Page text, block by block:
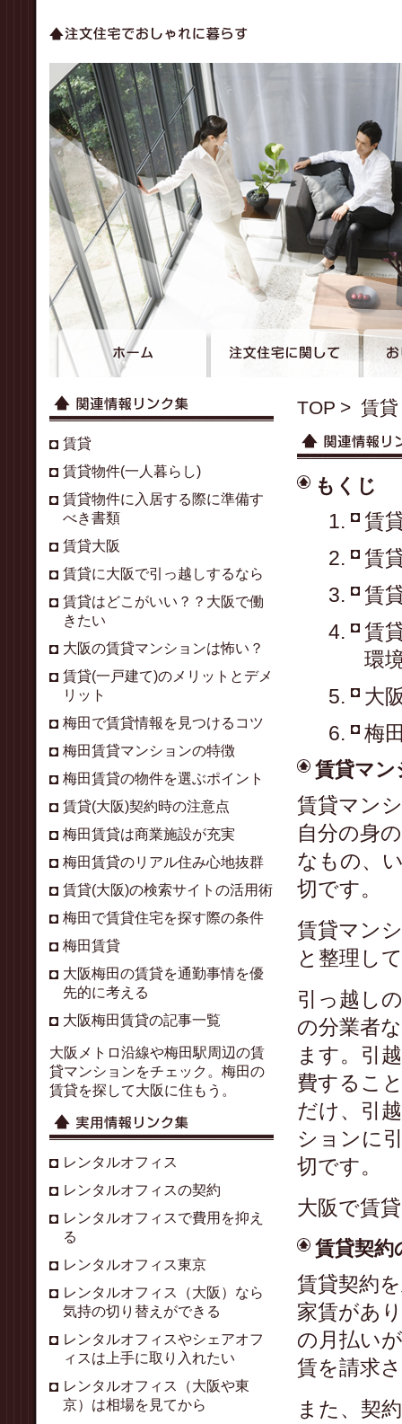
TOP 賃貸
もくじ
賃
賃
賃
賃
環
大
梅
賃貸マ
賃貸マン
自分の身
なもの、
切です。
賃貸マン
と整理し
引っ越し
の分業者
ます。引
費するこ
だけ、引
ションに
切です。
大阪で賃
賃貸契約
賃貸契約
家賃があ
の月払い
賃を請求
また、契
賃貸
賃貸物件(一人暮らし)
賃貸物件に入居する際に準備す
べき書類
賃貸大阪
賃貸に大阪で引っ越しするなら
賃貸はどこがいい？？大阪で働
きたい
大阪の賃貸マンションは怖い？
賃貸(一戸建て)のメリットとデメ
リット
梅田で賃貸情報を見つけるコツ
梅田賃貸マンションの特徴
梅田賃貸の物件を選ぶポイント
賃貸(大阪)契約時の注意点
梅田賃貸は商業施設が充実
梅田賃貸のリアル住み心地抜群
賃貸(大阪)の検索サイトの活用術
梅田で賃貸住宅を探す際の条件
梅田賃貸
大阪梅田の賃貸を通勤事情を優
先的に考える
大阪梅田賃貸の記事一覧
大阪メトロ沿線や梅田駅周辺の賃
貸マンションをチェック。梅田の
賃貸を探して大阪に住もう。
レンタルオフィス
レンタルオフィスの契約
レンタルオフィスで費用を抑え
る
レンタルオフィス東京
レンタルオフィス（大阪）なら
気持の切り替えができる
レンタルオフィスやシェアオフ
ィスは上手に取り入れたい
レンタルオフィス（大阪や東
京）は相場を見てから